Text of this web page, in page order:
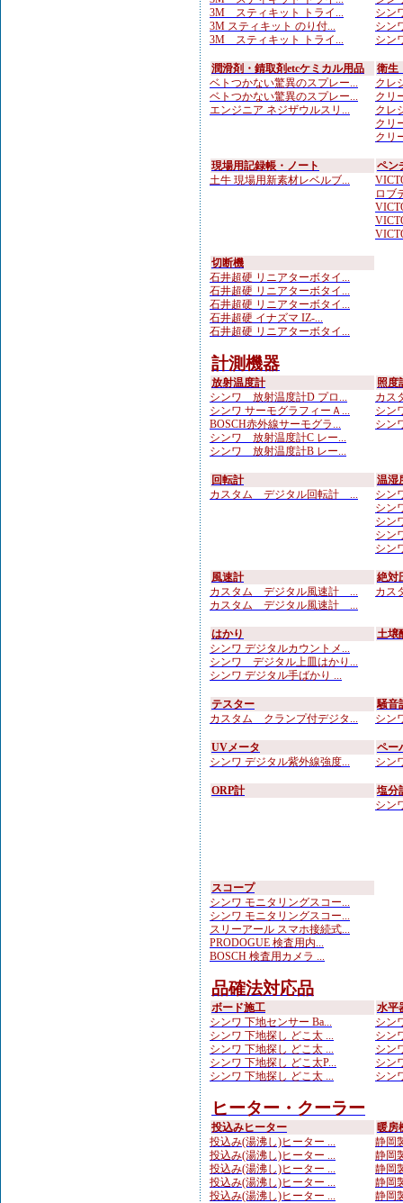
3M スティキット トライ...
3M スティキット のり付...
3M スティキット トライ...
シン
シン
シン
潤滑剤・錆取剤etcケミカル用品
ベトつかない驚異のスプレー...
ベトつかない驚異のスプレー...
エンジニア ネジザウルスリ...
衛生
クレ
クリ
クレ
クリ
クリ
現場用記録帳・ノート
土牛 現場用新素材レベルブ...
ペン
ロブ
切断機
石井超硬 リニアターボタイ...
石井超硬 リニアターボタイ...
石井超硬 リニアターボタイ...
石井超硬 イナズマ IZ-...
石井超硬 リニアターボタイ...
計測機器
放射温度計
シンワ 放射温度計D プロ...
シンワ サーモグラフィーＡ...
BOSCH赤外線サーモグラ...
シンワ 放射温度計C レー...
シンワ 放射温度計B レー...
照度
カス
シン
シン
回転計
カスタム デジタル回転計 ...
温湿
シン
シン
シン
シン
シン
風速計
カスタム デジタル風速計 ...
カスタム デジタル風速計 ...
絶対
カス
はかり
シンワ デジタルカウントメ...
シンワ デジタル上皿はかり...
シンワ デジタル手ばかり ...
土壌
テスター
カスタム クランプ付デジタ...
騒音
シン
UVメータ
シンワ デジタル紫外線強度...
ペー
シン
ORP計
塩分
シン
スコープ
シンワ モニタリングスコー...
シンワ モニタリングスコー...
スリーアール スマホ接続式...
PRODOGUE 検査用内...
BOSCH 検査用カメラ ...
品確法対応品
ボード施工
シンワ 下地センサー Ba...
シンワ 下地探し どこ太 ...
シンワ 下地探し どこ太 ...
シンワ 下地探し どこ太P...
シンワ 下地探し どこ太 ...
水平
シン
シン
シン
シン
シン
ヒーター・クーラー
投込みヒーター
投込み(湯沸し)ヒーター ...
投込み(湯沸し)ヒーター ...
投込み(湯沸し)ヒーター ...
投込み(湯沸し)ヒーター ...
投込み(湯沸し)ヒーター ...
暖房
静岡
静岡
静岡
静岡
静岡